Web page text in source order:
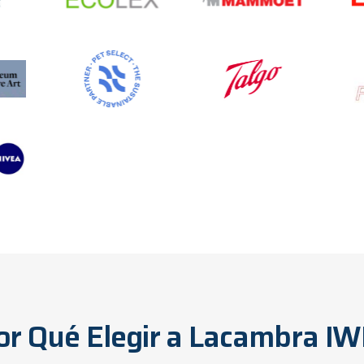
Qué Elegir a Lacambra